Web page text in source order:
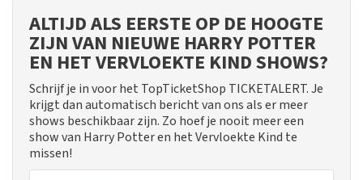
ALTIJD ALS EERSTE OP DE HOOGTE
ZIJN VAN NIEUWE HARRY POTTER
EN HET VERVLOEKTE KIND SHOWS?
Schrijf je in voor het TopTicketShop TICKETALERT. Je
krijgt dan automatisch bericht van ons als er meer
shows beschikbaar zijn. Zo hoef je nooit meer een
show van Harry Potter en het Vervloekte Kind te
missen!